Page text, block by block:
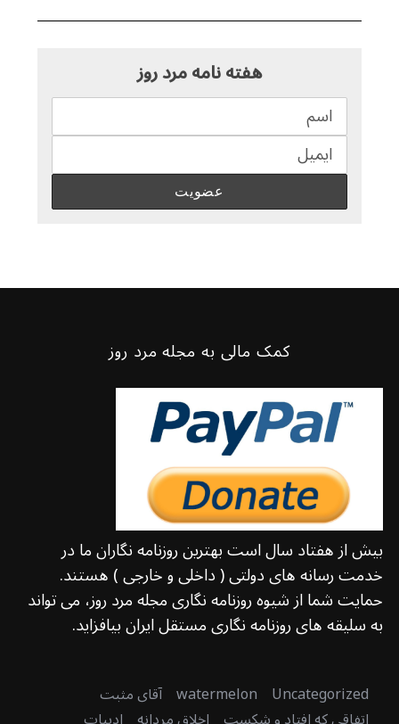
هفته نامه مرد روز
کمک مالی به مجله مرد روز
بیش از هفتاد سال است بهترین روزنامه نگاران ما در
خدمت رسانه های دولتی ( داخلی و خارجی ) هستند.
حمایت شما از شیوه روزنامه نگاری مجله مرد روز، می تواند
به سلیقه های روزنامه نگاری مستقل ایران بیافزاید.
Uncategorized
watermelon آقای مثبت